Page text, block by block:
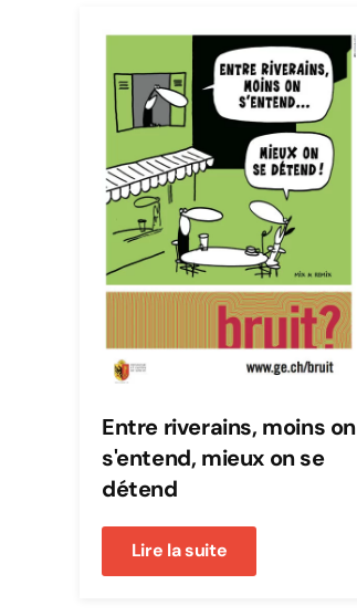
Entre riverains, moins on
s'entend, mieux on se
détend
Lire la suite